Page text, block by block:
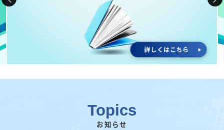
Topics
お知らせ